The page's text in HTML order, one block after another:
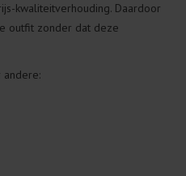
kwaliteitverhouding. Daardoor
outfit zonder dat deze